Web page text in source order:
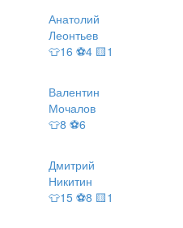
Анатолий
Леонтьев
👕16 ⚽4 🟨1
Валентин
Мочалов
👕8 ⚽6
Дмитрий
Никитин
👕15 ⚽8 🟨1